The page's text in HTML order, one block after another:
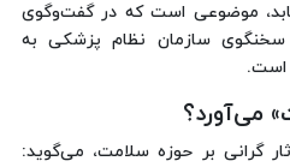
موضوعی است که در گفت‌وگوی
سخنگوی سازمان نظام پزشکی به
است.
می‌آورد؟
گرانی بر حوزه سلامت، می‌گوید: